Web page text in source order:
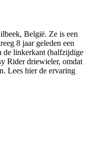
België. Ze is een
8 jaar geleden een
de linkerkant (halfzijdige
Rider driewieler, omdat
Lees hier de ervaring